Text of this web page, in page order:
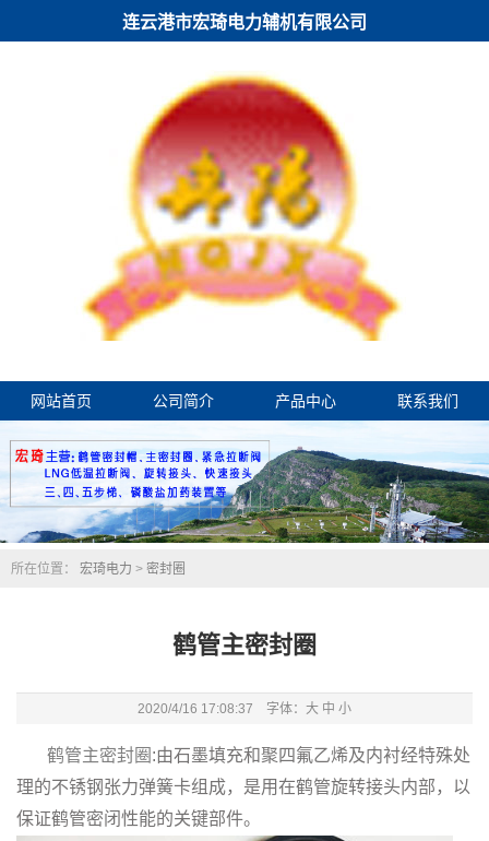
连云港市宏琦电力辅机有限公司
网站首页 公司简介 产品中心 联系我们
所在位置： 宏琦电力 > 密封圈
鹤管主密封圈
2020/4/16 17:08:37 字体： 大 中 小
鹤管主密封圈 :由石墨填充和聚四氟乙烯及内衬经特殊处
理的不锈钢张力弹簧卡组成，是用在鹤管旋转接头内部，以
保证鹤管密闭性能的关键部件。